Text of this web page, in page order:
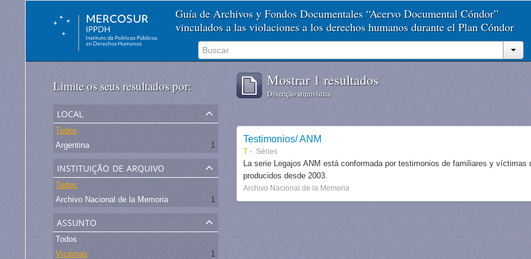
Guía de Archivos y Fondos Documentales “Acervo Documental Cóndor”
vinculados a las violaciones a los derechos humanos durante el Plan Cóndor
Limite os seus resultados por:
local
Todos
Argentina
1
instituição de arquivo
Todos
Archivo Nacional de la Memoria
1
assunto
Todos
Víctimas
1
Mostrar 1 resultados
Descrição arquivística
Testimonios/ ANM
T Séries
La serie Legajos ANM está conformada por testimonios de familiares y
producidos desde 2003.
Archivo Nacional de la Memoria